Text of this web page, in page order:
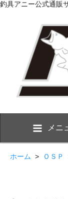
釣具アニー公式通販
メニ
ホーム > ＯＳＰ